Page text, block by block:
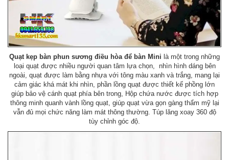
Quạt kẹp bàn phun sương điều hòa để bàn Mini là một trong những
loại quạt được nhiều người quan tâm lựa chọn, nhìn hình dáng bên
ngoài, quạt được làm bằng nhựa với tông màu xanh và trắng, mang lại
cảm giác khá mát khi nhìn, phần lồng quạt được thiết kế phồng lớn
giúp bảo vệ cánh quạt phía bên trong, Hộp chứa nước được tích hợp
thông minh quanh vành lồng quạt, giúp quạt vừa gọn gàng thẩm mỹ lại
vẫn đủ mọi chức năng làm mát thông thường. Túp lăng xoay 360 độ
tùy chỉnh góc độ.